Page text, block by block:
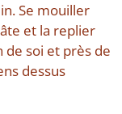
Se mouiller
et la replier
de soi et près de
dessus